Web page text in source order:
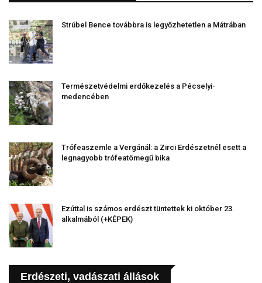
Strúbel Bence továbbra is legyőzhetetlen a Mátrában
Természetvédelmi erdőkezelés a Pécselyi-
medencében
Trófeaszemle a Vergánál: a Zirci Erdészetnél esett a
legnagyobb trófeatömegű bika
Ezúttal is számos erdészt tüntettek ki október 23.
alkalmából (+KÉPEK)
Erdészeti, vadászati állások